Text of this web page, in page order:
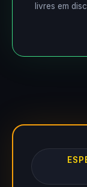
livres em